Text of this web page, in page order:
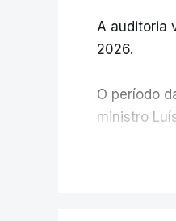
A auditoria
2026.
O período
ministro